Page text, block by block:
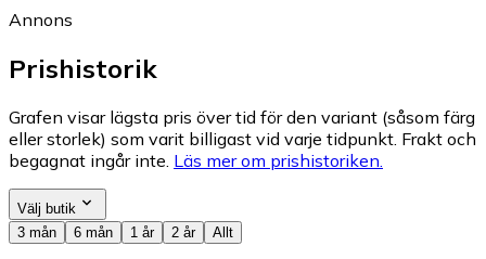
Annons
Prishistorik
Grafen visar lägsta pris över tid för den variant (såsom färg
eller storlek) som varit billigast vid varje tidpunkt. Frakt och
begagnat ingår inte. Läs mer om prishistoriken.
Välj butik
3 mån
6 mån 1 år 2 år Allt